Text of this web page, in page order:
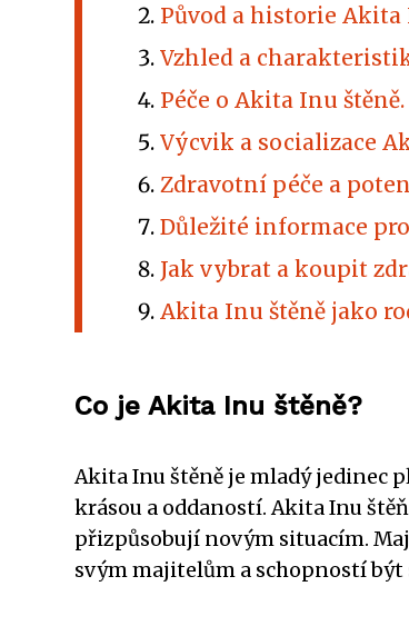
Původ a historie Akita
Vzhled a
Péče o Akita Inu štěně.
Výcvik a socializace
Zdravotní péče a
Důležité informace
Jak vybrat a koupit
Akita Inu štěně jako
Co je Akita Inu štěně?
Akita Inu štěně je mladý jedinec
krásou a oddaností. Akita Inu
přizpůsobují novým situacím.
svým majitelům a schopností